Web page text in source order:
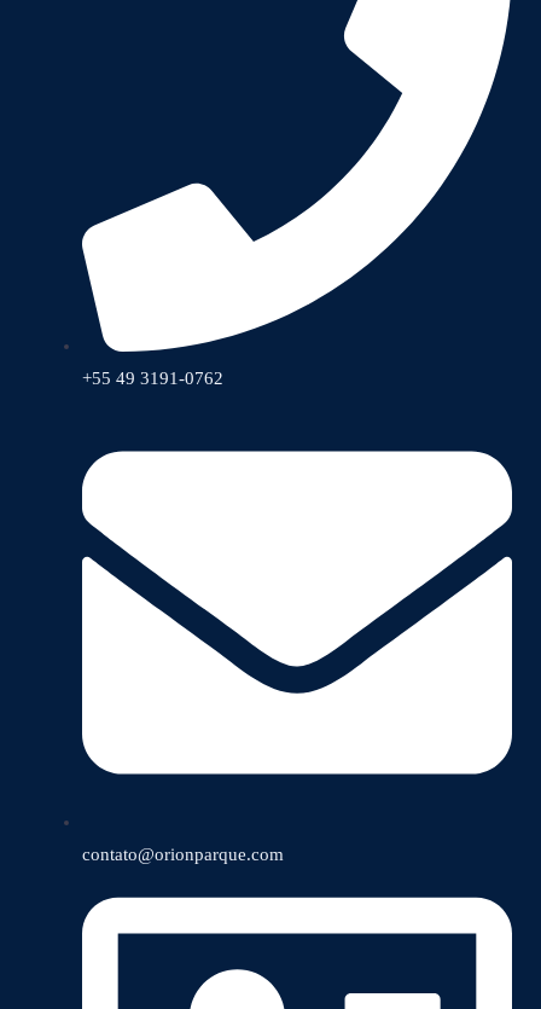
+55 49 3191-0762
contato@orionparque.com